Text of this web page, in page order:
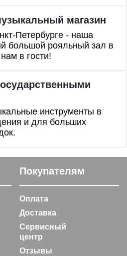
магазин
Петербурге - наша
большой рояльный зал в
в гости!
инструменты в
и для больших
Покупателям
Оплата
Доставка
Сервисный
центр
Отзывы